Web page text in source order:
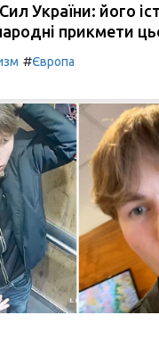
України: його
прикмети
#Європа